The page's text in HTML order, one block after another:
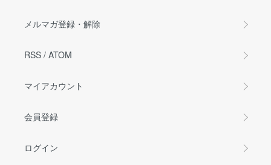
メルマガ登録・解除
RSS / ATOM
マイアカウント
会員登録
ログイン